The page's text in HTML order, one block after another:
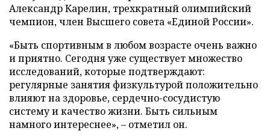
Александр Карелин, трехкратный олимпийский
чемпион, член Высшего совета «Единой России».
«Быть спортивным в любом возрасте очень важно
и приятно. Сегодня уже существует множество
исследований, которые подтверждают:
регулярные занятия физкультурой положительно
влияют на здоровье, сердечно-сосудистую
систему и качество жизни. Быть сильным
намного интереснее», – отметил он.